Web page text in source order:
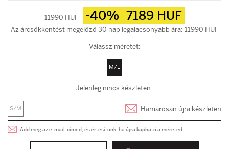
11990 HUF -40% 7189 HUF
Az árcsökkentést megelözö 30 nap legalacsonyabb ára: 11990 HUF
Válassz méretet:
M/L
Jelenleg nincs készleten:
S/M Hamarosan újra készleten
Add meg az e-mail-címed, és értesítünk, ha újra kapható a méreted.